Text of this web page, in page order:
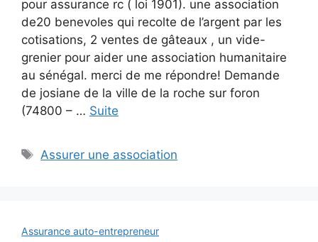
pour assurance rc ( loi 1901). une association
de20 benevoles qui recolte de l’argent par les
cotisations, 2 ventes de gâteaux , un vide-
grenier pour aider une association humanitaire
au sénégal. merci de me répondre! Demande
de josiane de la ville de la roche sur foron
(74800 – … Suite
Étiquettes
Assurer une association
Assurance auto-entrepreneur